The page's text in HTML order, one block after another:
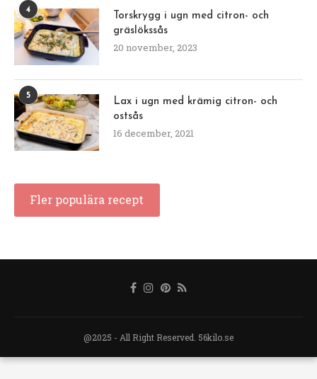
4
Torskrygg i ugn med citron- och
gräslökssås
20 november, 2023
5
Lax i ugn med krämig citron- och
ostsås
16 december, 2021
Fler populära recept
@2025 - All Right Reserved. 56kilo.se